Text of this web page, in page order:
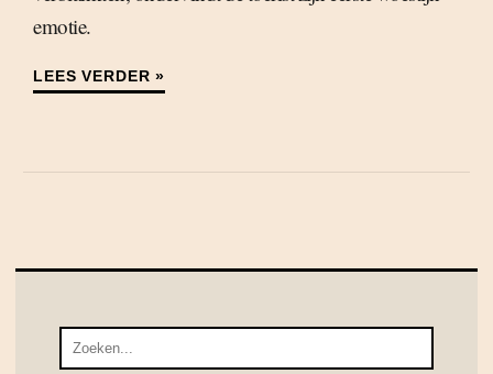
emotie.
LEES VERDER »